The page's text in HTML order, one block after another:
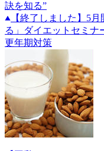
訣を知る”
【終了しました】5
る」ダイエットセミナ
更年期対策